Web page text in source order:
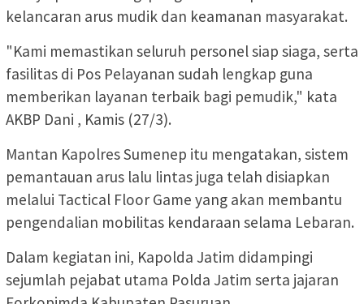
kelancaran arus mudik dan keamanan masyarakat.
"Kami memastikan seluruh personel siap siaga, serta
fasilitas di Pos Pelayanan sudah lengkap guna
memberikan layanan terbaik bagi pemudik," kata
AKBP Dani , Kamis (27/3).
Mantan Kapolres Sumenep itu mengatakan, sistem
pemantauan arus lalu lintas juga telah disiapkan
melalui Tactical Floor Game yang akan membantu
pengendalian mobilitas kendaraan selama Lebaran.
Dalam kegiatan ini, Kapolda Jatim didampingi
sejumlah pejabat utama Polda Jatim serta jajaran